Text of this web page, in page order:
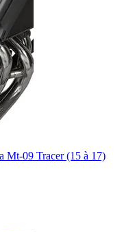
Mt-09 Tracer (15 à 17)